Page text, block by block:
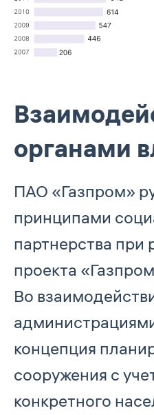
органами
ПАО «Газпром»
принципами
партнерства при
проекта
Во
концепция
сооружения с
конкретного